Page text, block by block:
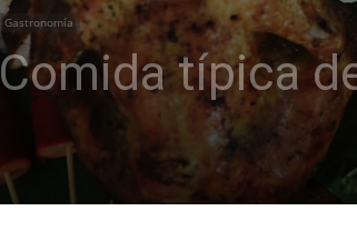
Gastronomía
Comida típica